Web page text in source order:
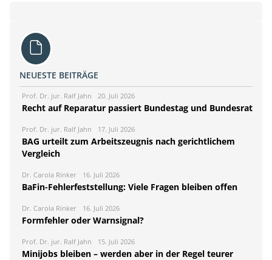
NEUESTE BEITRÄGE
Prof. Dr. jur. Ralf Jahn 20. Juli 2026
Recht auf Reparatur passiert Bundestag und Bundesrat
Prof. Dr. jur. Ralf Jahn 17. Juli 2026
BAG urteilt zum Arbeitszeugnis nach gerichtlichem
Vergleich
Dr. Carola Rinker 16. Juli 2026
BaFin-Fehlerfeststellung: Viele Fragen bleiben offen
Dr. Carola Rinker 16. Juli 2026
Formfehler oder Warnsignal?
Prof. Dr. jur. Ralf Jahn 15. Juli 2026
Minijobs bleiben – werden aber in der Regel teurer